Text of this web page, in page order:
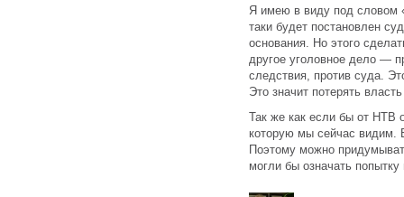
Я имею в виду под словом
таки будет постановлен
основания. Но этого
другое уголовное дело —
следствия, против суда.
Это значит потерять
Так же как если бы от НТВ
которую мы сейчас видим.
Поэтому можно
могли бы означать